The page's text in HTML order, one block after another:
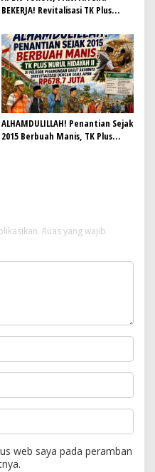
BEKERJA! Revitalisasi TK Plus
Semangat Gotong Royong
ALHAMDULILLAH! Penantian Sejak
2015 Berbuah Manis, TK Plus
Ruas yang wajib
web saya pada peramban